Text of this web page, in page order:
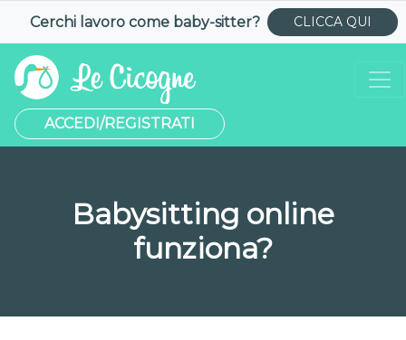
Cerchi lavoro come baby-sitter? CLICCA QUI
ACCEDI/REGISTRATI
Babysitting online
funziona?